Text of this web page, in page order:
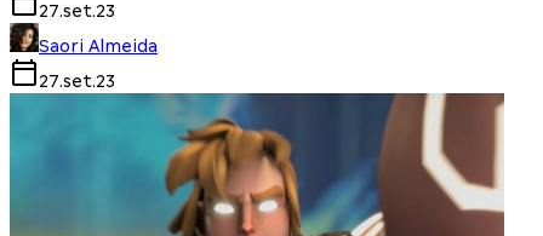
27.set.23
Saori Almeida
27.set.23